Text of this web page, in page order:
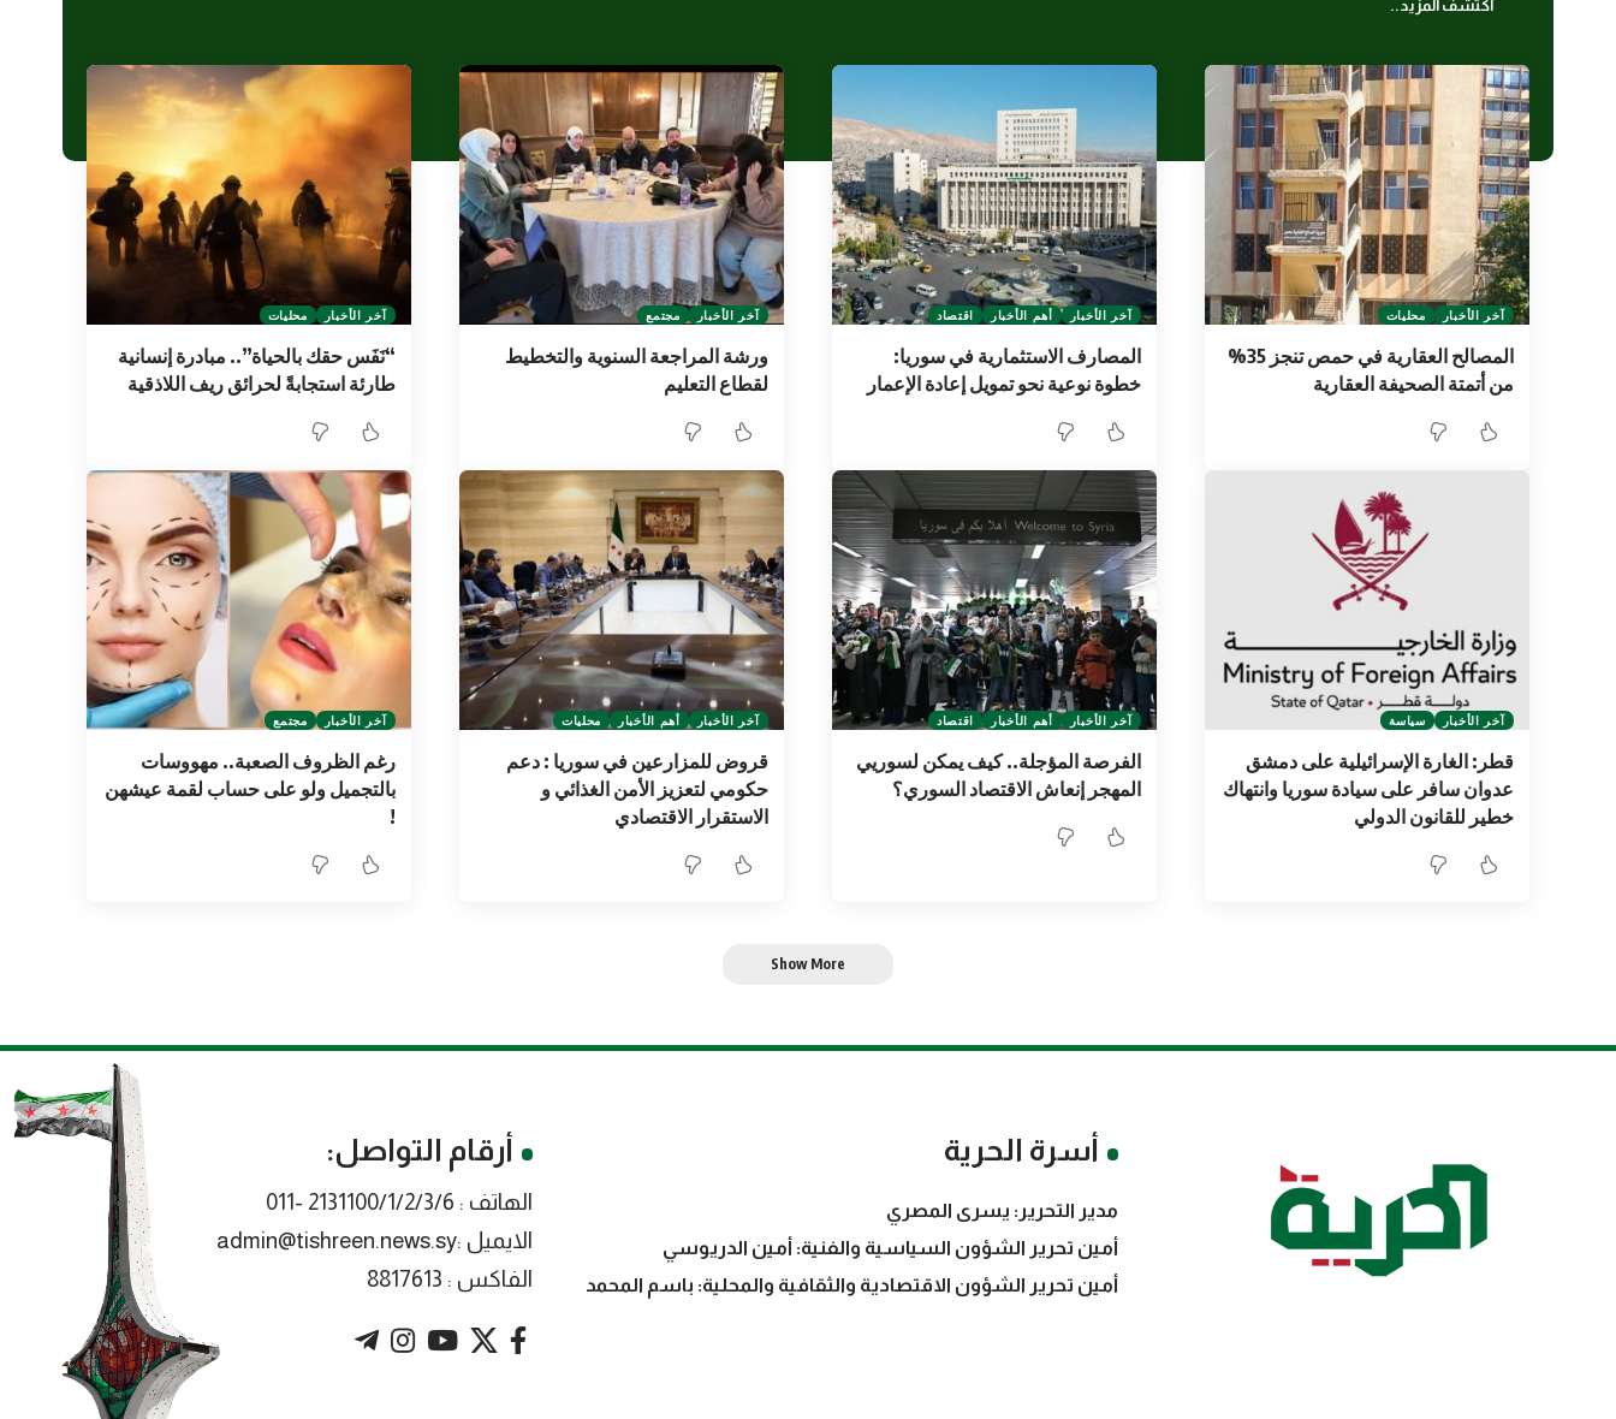
اكتشف المزيد..
آخر الأخبار محليات
المصالح العقارية في حمص تنجز 35%
من أتمتة الصحيفة العقارية
آخر الأخبار أهم الأخبار اقتصاد
المصارف الاستثمارية في سوريا:
خطوة نوعية نحو تمويل إعادة الإعمار
آخر الأخبار مجتمع
ورشة المراجعة السنوية والتخطيط
لقطاع التعليم
آخر الأخبار محليات
“نَفَس حقك بالحياة”.. مبادرة إنسانية
طارئة استجابةً لحرائق ريف اللاذقية
آخر الأخبار سياسة
قطر: الغارة الإسرائيلية على دمشق
عدوان سافر على سيادة سوريا وانتهاك
خطير للقانون الدولي
آخر الأخبار أهم الأخبار اقتصاد
الفرصة المؤجلة.. كيف يمكن لسوريي
المهجر إنعاش الاقتصاد السوري؟
آخر الأخبار أهم الأخبار محليات
قروض للمزارعين في سوريا : دعم
حكومي لتعزيز الأمن الغذائي و
الاستقرار الاقتصادي
آخر الأخبار مجتمع
رغم الظروف الصعبة.. مهووسات
بالتجميل ولو على حساب لقمة عيشهن
!
Show More
أسرة الحرية
مدير التحرير: يسرى المصري
أمين تحرير الشؤون السياسية والفنية: أمين الدريوسي
أمين تحرير الشؤون الاقتصادية والثقافية والمحلية: باسم المحمد
أرقام التواصل:
الهاتف : 2131100/1/2/3/6 -011
الايميل :admin@tishreen.news.sy
الفاكس : 8817613